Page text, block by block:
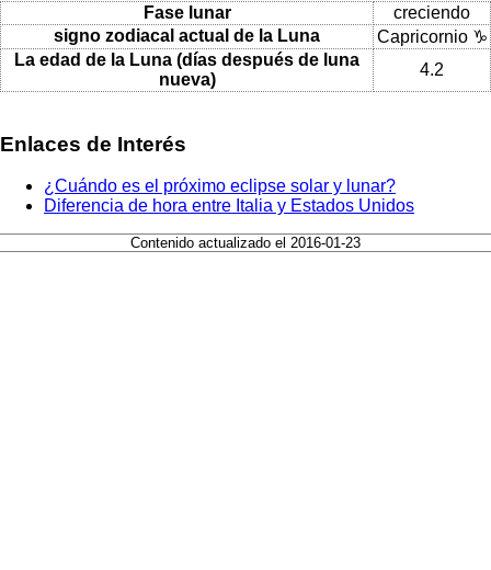
Fase lunar
creciendo
signo zodiacal actual de la Luna
Capricornio ♑
La edad de la Luna (días después de luna
nueva)
4.2
Enlaces de Interés
¿Cuándo es el próximo eclipse solar y lunar?
Diferencia de hora entre Italia y Estados Unidos
Contenido actualizado el 2016-01-23